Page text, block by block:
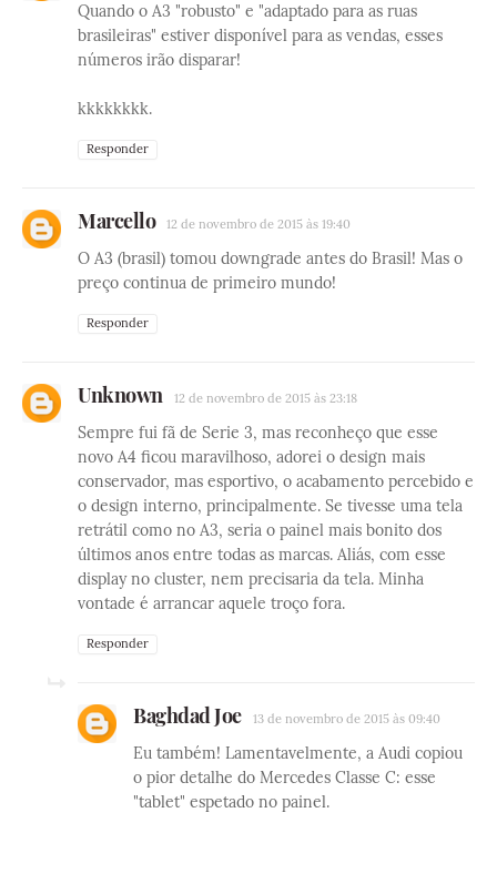
Quando o A3 "robusto" e "adaptado para as ruas
brasileiras" estiver disponível para as vendas, esses
números irão disparar!
kkkkkkkk.
Responder
Marcello 12 de novembro de 2015 às 19:40
O A3 (brasil) tomou downgrade antes do Brasil! Mas o
preço continua de primeiro mundo!
Responder
Unknown 12 de novembro de 2015 às 23:18
Sempre fui fã de Serie 3, mas reconheço que esse
novo A4 ficou maravilhoso, adorei o design mais
conservador, mas esportivo, o acabamento percebido e
o design interno, principalmente. Se tivesse uma tela
retrátil como no A3, seria o painel mais bonito dos
últimos anos entre todas as marcas. Aliás, com esse
display no cluster, nem precisaria da tela. Minha
vontade é arrancar aquele troço fora.
Responder
Baghdad Joe 13 de novembro de 2015 às 09:40
Eu também! Lamentavelmente, a Audi copiou
o pior detalhe do Mercedes Classe C: esse
"tablet" espetado no painel.